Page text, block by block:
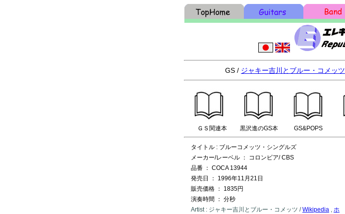
GS / ジャキー吉川とブルー・コメッツ
ＧＳ関連本 黒沢進のGS本 GS&POPS
タイトル : ブルーコメッツ・シングルズ
メーカー/レーベル ： コロンビア/ CBS
品番 ： COCA 13944
発売日 ： 1996年11月21日
販売価格 ： 1835円
演奏時間 ： 分秒
Artist : ジャキー吉川とブルー・コメッツ /Wikipedia , ホ